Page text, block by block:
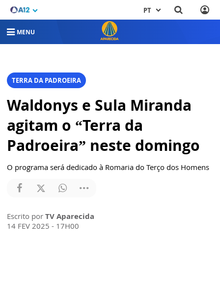
PT
MENU
TERRA DA PADROEIRA
Waldonys e Sula Miranda
agitam o “Terra da
Padroeira” neste domingo
O programa será dedicado à Romaria do Terço dos Homens
Escrito por TV Aparecida
14 FEV 2025 - 17H00